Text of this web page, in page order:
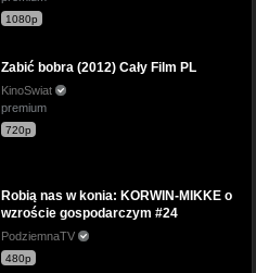
1080p
Zabić bobra (2012) Cały Film PL
KinoSwiat
premium
720p
Robią nas w konia: KORWIN-MIKKE o
wzroście gospodarczym #24
PodziemnaTV
480p